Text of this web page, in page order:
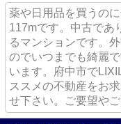
薬や日用品を買うの
117mです。中古であ
るマンションです。
のでいつまでも綺麗
います。府中市で
ススメの不動産をお
せ下さい。ご要望や